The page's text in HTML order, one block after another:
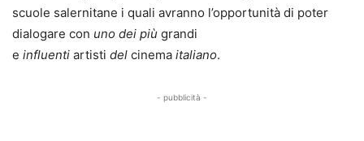
scuole salernitane i quali avranno l’opportunità di poter
dialogare con uno dei più grandi
e influenti artisti del cinema italiano.
- pubblicità -